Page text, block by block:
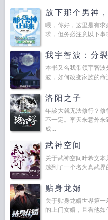
放下那个男神
喂，你好，这里是有
求，但务必注意以下
我宇智波：分
本书又名我带领宇智
波，如何改变家族的
洛阳之子
年龄大就无法修行？
不一定。李天来意外
成...
武神空间
关于武神空间叶希文
越到了一个名为真武
贴身龙婿
关于贴身龙婿世界第
的上门女婿，且看他